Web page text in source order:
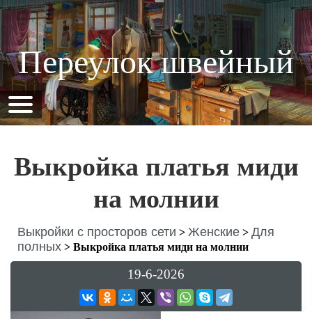
Переулок швейный
Выкройка платья миди
на молнии
Выкройки с просторов сети > Женские > Для
полных > Выкройка платья миди на молнии
19-6-2026